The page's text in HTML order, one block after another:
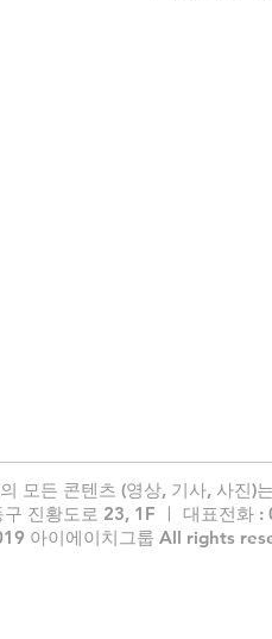
모든 콘텐츠 (영상, 기사, 사진)
구 진황도로 23, 1F ㅣ 대표전
아이에이치그룹 All rights